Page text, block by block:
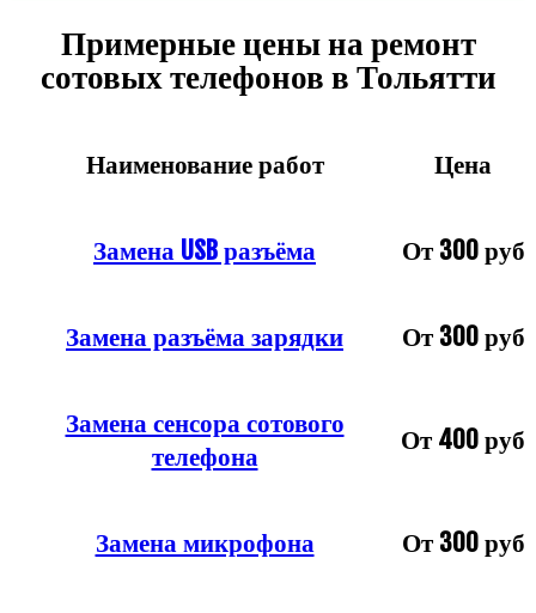
Примерные цены на ремонт
сотовых телефонов в Тольятти
Наименование работ Цена
Замена USB разъёма От 300 руб
Замена разъёма зарядки От 300 руб
Замена сенсора сотового
телефона
От 400 руб
Замена микрофона От 300 руб